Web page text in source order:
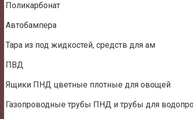
Поликарбонат
Автобампера
Тара из под жидкостей, средств для ам
ПВД
Ящики ПНД цветные плотные для овощей
Газопроводные трубы ПНД и трубы для